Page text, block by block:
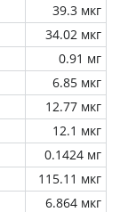
39.3 мкг
34.02 мкг
0.91 мг
6.85 мкг
12.77 мкг
12.1 мкг
0.1424 мг
115.11 мкг
6.864 мкг